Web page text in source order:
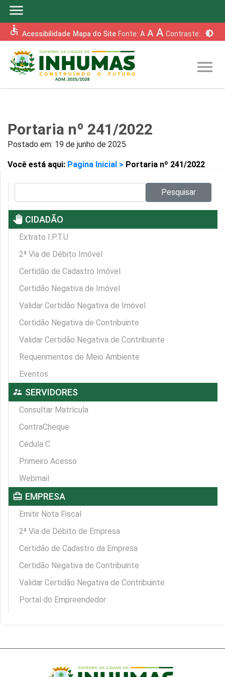
menu
accessible Acessibilidade Mapa do Site Fonte: A A A Contraste: brightness_6
menu
Portaria nº 241/2022
Postado em: 19 de junho de 2025
Você está aqui: Pagina Inicial > Portaria nº 241/2022
Pesquisar
pan_tool CIDADÃO
Extrato I.P.T.U
2ª Via de Débito Imóvel
Certidão de Cadastro Imóvel
Certidão Negativa de Imóvel
Validar Certidão Negativa de Imóvel
Certidão Negativa de Contribuinte
Validar Certidão Negativa de Contribuinte
Requerimentos de Meio Ambiente
Eventos
supervisor_account SERVIDORES
Consultar Matrícula
ContraCheque
Cédula C
Primeiro Acesso
Webmail
card_travel EMPRESA
Emitir Nota Fiscal
2ª Via de Débito de Empresa
Certidão de Cadastro da Empresa
Certidão Negativa de Contribuinte
Validar Certidão Negativa de Contribuinte
Portal do Empreendedor